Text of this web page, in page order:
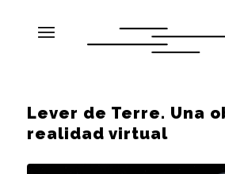
Lever de Terre. Una
realidad virtual